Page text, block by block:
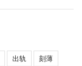
出轨 刻薄